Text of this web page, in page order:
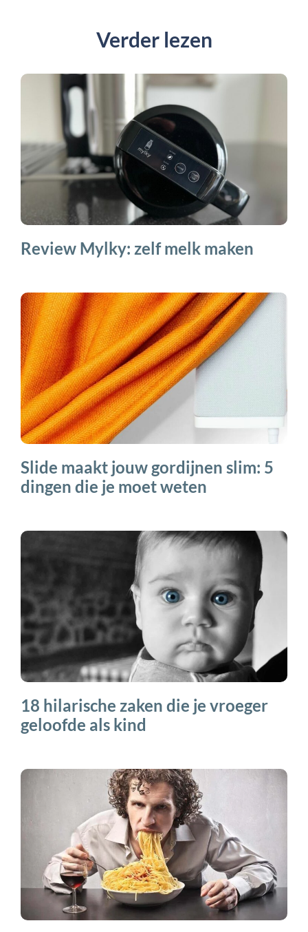
Verder lezen
Review Mylky: zelf melk maken
Slide maakt jouw gordijnen slim: 5
dingen die je moet weten
18 hilarische zaken die je vroeger
geloofde als kind